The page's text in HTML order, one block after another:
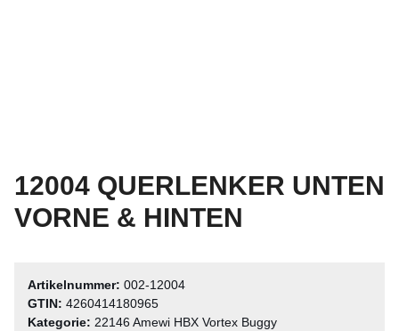
12004 QUERLENKER UNTEN
VORNE & HINTEN
Artikelnummer: 002-12004
GTIN: 4260414180965
Kategorie: 22146 Amewi HBX Vortex Buggy